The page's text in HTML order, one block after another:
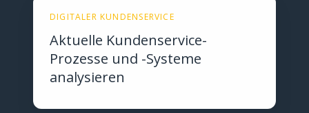
DIGITALER KUNDENSERVICE
Aktuelle Kundenservice-
Prozesse und -Systeme
analysieren